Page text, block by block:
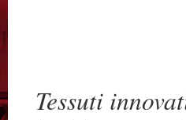
Tessuti